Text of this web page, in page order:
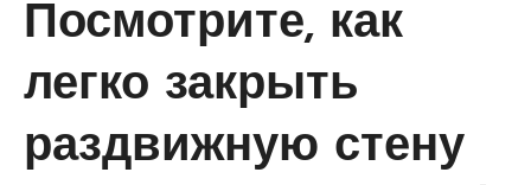
Посмотрите, как
легко закрыть
раздвижную стену